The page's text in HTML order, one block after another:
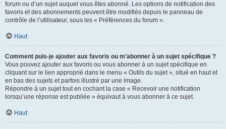
forum ou d’un sujet auquel vous êtes abonné. Les options de notification des
favoris et des abonnements peuvent être modifiés depuis le panneau de
contrôle de l’utilisateur, sous les « Préférences du forum ».
Haut
Comment puis-je ajouter aux favoris ou m’abonner à un sujet spécifique ?
Vous pouvez ajouter aux favoris ou vous abonner à un sujet spécifique en
cliquant sur le lien approprié dans le menu « Outils du sujet », situé en haut et
en bas des sujets et parfois illustré par une image.
Répondre à un sujet tout en cochant la case « Recevoir une notification
lorsqu’une réponse est publiée » équivaut à vous abonner à ce sujet.
Haut